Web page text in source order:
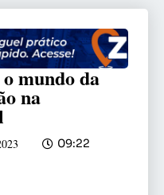
mundo da
na
09:22